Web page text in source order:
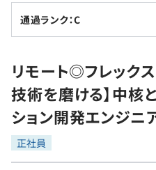
転職成功ガイド
転職エージェント
インタビュー
転職成功ガイド
新卒就活
求人検索
本選考
インターン
学習
問題集
プログラミング言語
ゲーム・マンガ
通過ランク：C
リモート◎フレック
技術を磨ける】中核
ション開発エンジニ
正社員